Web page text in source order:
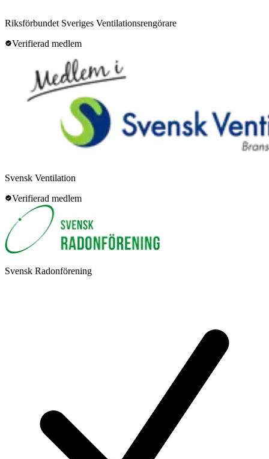
Riksförbundet Sveriges Ventilationsrengörare
Verifierad medlem
Svensk Ventilation
Verifierad medlem
Svensk Radonförening